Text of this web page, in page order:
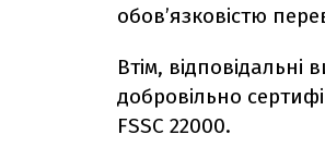
обов’язковістю
Втім,
добровільно
FSSC 22000.